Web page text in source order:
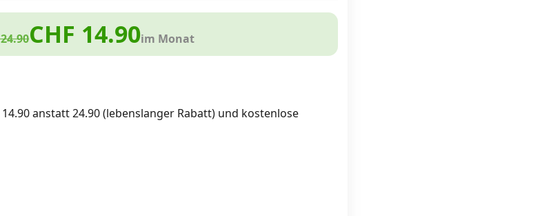
CHF 14.90im Monat
14.90 anstatt 24.90 (lebenslanger Rabatt) und kostenlose